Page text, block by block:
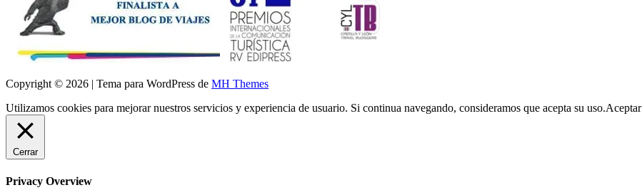
Copyright © 2026 | Tema para WordPress de MH Themes
Utilizamos cookies para mejorar nuestros servicios y experiencia de usuario. Si continua navegando, consideramos que acepta su uso.Aceptar
Cerrar
Privacy Overview